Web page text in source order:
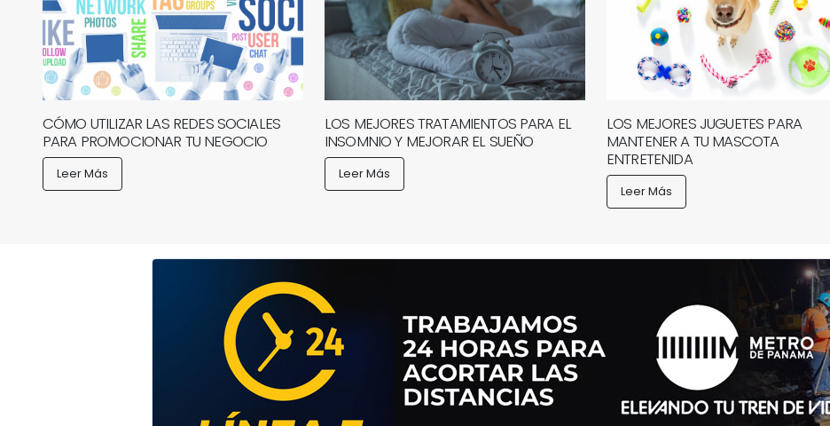
CÓMO UTILIZAR LAS REDES SOCIALES
PARA PROMOCIONAR TU NEGOCIO
Leer Más
LOS MEJORES TRATAMIENTOS PARA EL
INSOMNIO Y MEJORAR EL SUEÑO
Leer Más
LOS MEJORES JUGUETES PARA
MANTENER A TU MASCOTA
ENTRETENIDA
Leer Más